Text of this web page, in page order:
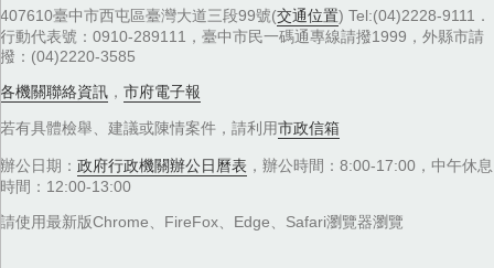
407610臺中市西屯區臺灣大道三段99號(交通位置) Tel:(04)2228-9111．
行動代表號：0910-289111，臺中市民一碼通專線請撥1999，外縣市請
撥：(04)2220-3585
各機關聯絡資訊 ， 市府電子報
若有具體檢舉、建議或陳情案件，請利用市政信箱
辦公日期： 政府行政機關辦公日曆表 ，辦公時間：8:00-17:00，中午休息
時間：12:00-13:00
請使用最新版Chrome、FireFox、Edge、Safari瀏覽器瀏覽